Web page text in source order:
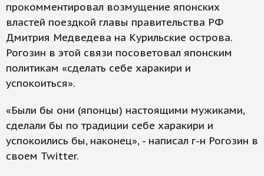
прокомментировал возмущение японских
властей поездкой главы правительства РФ
Дмитрия Медведева на Курильские острова.
Рогозин в этой связи посоветовал японским
политикам «сделать себе харакири и
успокоиться».
«Были бы они (японцы) настоящими мужиками,
сделали бы по традиции себе харакири и
успокоились бы, наконец», - написал г-н Рогозин в
своем Twitter.